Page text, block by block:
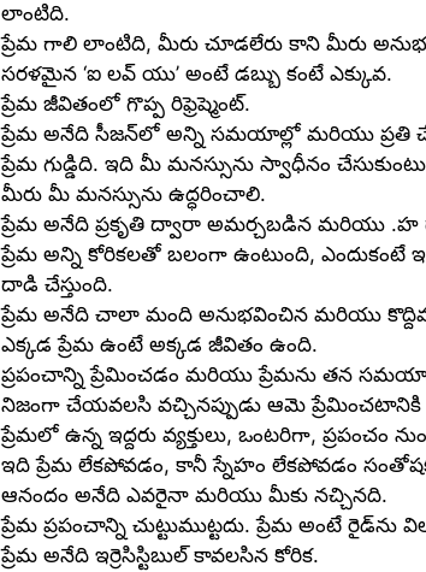
లాంటిది.
ప్రేమ గాలి లాంటిది, మీరు చూడలేరు కాని మీరు
సరళమైన ‘ఐ లవ్ యు’ అంటే డబ్బు కంటే ఎక్కువ.
ప్రేమ జీవితంలో గొప్ప రిఫ్రెష్మెంట్.
ప్రేమ అనేది సీజన్‌లో అన్ని సమయాల్లో మరియు ప్రతి
ప్రేమ గుడ్డిది. ఇది మీ మనస్సును స్వాధీనం
మీరు మీ మనస్సును ఉద్ధరించాలి.
ప్రేమ అనేది ప్రకృతి ద్వారా అమర్చబడిన మరియు
ప్రేమ అన్ని కోరికలతో బలంగా ఉంటుంది,
దాడి చేస్తుంది.
ప్రేమ అనేది చాలా మంది అనుభవించిన మరియు
ఎక్కడ ప్రేమ ఉంటే అక్కడ జీవితం ఉంది.
ప్రపంచాన్ని ప్రేమించడం మరియు ప్రేమను తన
నిజంగా చేయవలసి వచ్చినప్పుడు ఆమె
ప్రేమలో ఉన్న ఇద్దరు వ్యక్తులు, ఒంటరిగా,
ఇది ప్రేమ లేకపోవడం, కానీ స్నేహం లేకపోవడం
ఆనందం అనేది ఎవరైనా మరియు మీకు నచ్చినది.
ప్రేమ ప్రపంచాన్ని చుట్టుముట్టదు. ప్రేమ అంటే రైడ్‌ను
ప్రేమ అనేది ఇర్రెసిస్టిబుల్ కావలసిన కోరిక.